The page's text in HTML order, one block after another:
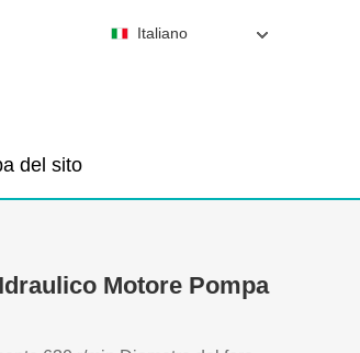
del sito
Italiano
Motore Pompa